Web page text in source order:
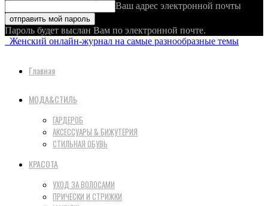
Ваш адрес электронной почты
Пароль будет выслан Вам по электронной почте.
Женский онлайн-журнал на самые разнообразные темы
Главная
МОДА&СТИЛЬ
ГАРДЕРОБ
АКСЕССУАРЫ & БИЖУТЕРИЯ
СТИЛЬНАЯ ОБУВЬ
КРАСОТА
УХОД ЗА ВОЛОСАМИ
ПРИЧЕСКИ И СТРИЖКИ